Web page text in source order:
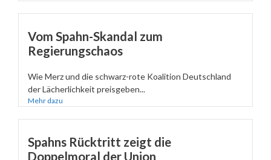
Vom Spahn-Skandal zum
Regierungschaos
Wie Merz und die schwarz-rote Koalition Deutschland
der Lächerlichkeit preisgeben...
Mehr dazu
Spahns Rücktritt zeigt die
Doppelmoral der Union